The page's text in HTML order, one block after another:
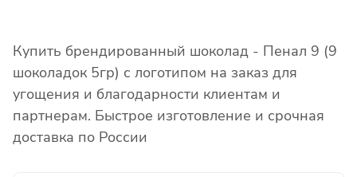
Купить брендированный шоколад - Пенал 9 (9
шоколадок 5гр) с логотипом на заказ для
угощения и благодарности клиентам и
партнерам. Быстрое изготовление и срочная
доставка по России